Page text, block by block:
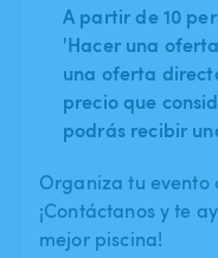
A partir de 10
'Hacer una
una oferta
precio que
podrás recibir
Organiza tu evento
¡Contáctanos y te
mejor piscina!